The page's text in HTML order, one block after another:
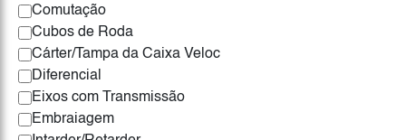
Comutação
Cubos de Roda
Cárter/Tampa da Caixa Veloc
Diferencial
Eixos com Transmissão
Embraiagem